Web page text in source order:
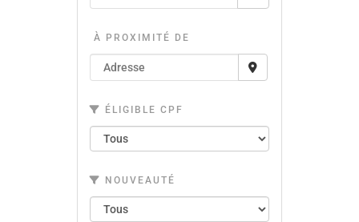
À PROXIMITÉ DE
ÉLIGIBLE CPF
NOUVEAUTÉ